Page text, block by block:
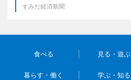
すみだ経済新聞
食べる 見る・遊ぶ
暮らす・働く 学ぶ・知る